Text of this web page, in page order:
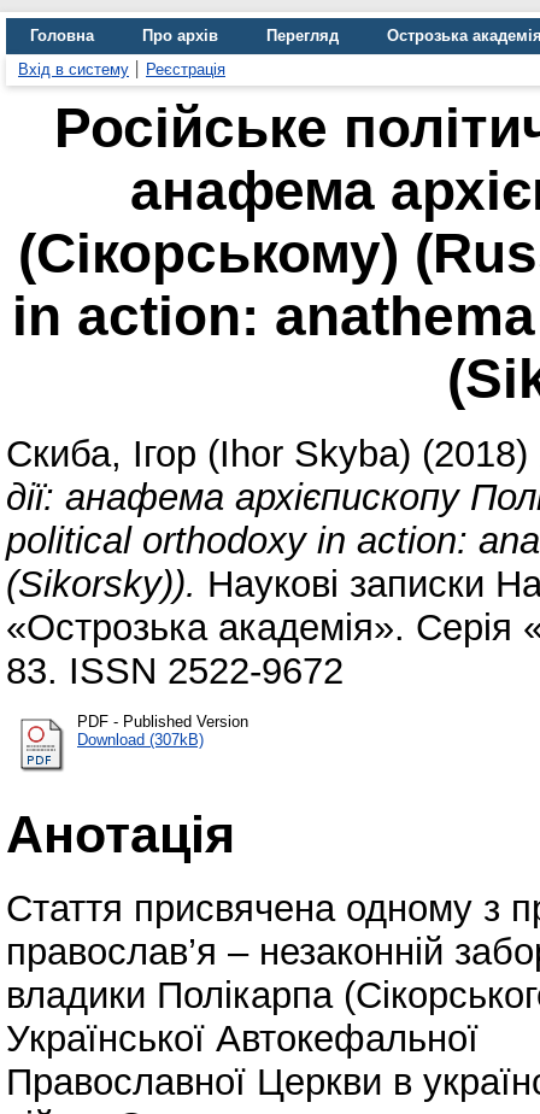
Головна Про архів Перегляд
Острозька
Вхід в систему
Реєстрація
Російське
анафема
(Сікорському)
in action:
Скиба, Ігор (Ihor Skyba) (2018)
дії: анафема архієпископу
political orthodoxy in action:
(Sikorsky)). Наукові записки
«Острозька академія». Серія
83. ISSN 2522-9672
PDF - Published Version
Download (307kB)
Анотація
Стаття присвячена одному з
православ’я – незаконній
владики Полікарпа
Української Автокефальної
Православної Церкви в